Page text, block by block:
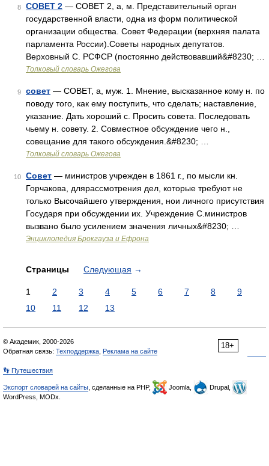
8 СОВЕТ 2 — СОВЕТ 2, а, м. Представительный орган
государственной власти, одна из форм политической
организации общества. Совет Федерации (верхняя палата
парламента России).Советы народных депутатов.
Верховный С. РСФСР (постоянно действовавший&#8230; …
Толковый словарь Ожегова
9 совет — СОВЕТ, а, муж. 1. Мнение, высказанное кому н. по
поводу того, как ему поступить, что сделать; наставление,
указание. Дать хороший с. Просить совета. Последовать
чьему н. совету. 2. Совместное обсуждение чего н.,
совещание для такого обсуждения.&#8230; …
Толковый словарь Ожегова
10 Совет — министров учрежден в 1861 г., по мысли кн.
Горчакова, длярассмотрения дел, которые требуют не
только Высочайшего утверждения, нои личного присутствия
Государя при обсуждении их. Учреждение С.министров
вызвано было усилением значения личных&#8230; …
Энциклопедия Брокгауза и Ефрона
Страницы Следующая →
1 2 3 4 5 6 7 8
9
10
11 12 13
18+
© Академик, 2000-2026
Обратная связь: Техподдержка Реклама на сайте
👣 Путешествия
Экспорт словарей на сайты , сделанные на PHP, Joomla,
Drupal,
WordPress, MODx.